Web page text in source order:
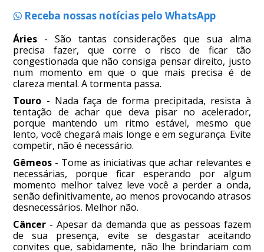
Receba nossas notícias pelo WhatsApp
Áries - São tantas considerações que sua alma
precisa fazer, que corre o risco de ficar tão
congestionada que não consiga pensar direito, justo
num momento em que o que mais precisa é de
clareza mental. A tormenta passa.
Touro - Nada faça de forma precipitada, resista à
tentação de achar que deva pisar no acelerador,
porque mantendo um ritmo estável, mesmo que
lento, você chegará mais longe e em segurança. Evite
competir, não é necessário.
Gêmeos - Tome as iniciativas que achar relevantes e
necessárias, porque ficar esperando por algum
momento melhor talvez leve você a perder a onda,
senão definitivamente, ao menos provocando atrasos
desnecessários. Melhor não.
Câncer - Apesar da demanda que as pessoas fazem
de sua presença, evite se desgastar aceitando
convites que, sabidamente, não lhe brindariam com